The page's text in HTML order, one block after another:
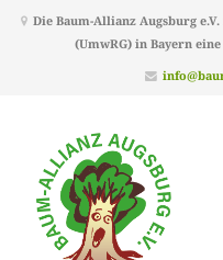
Die Baum-Allianz Augsburg
(UmwRG) in Bayern